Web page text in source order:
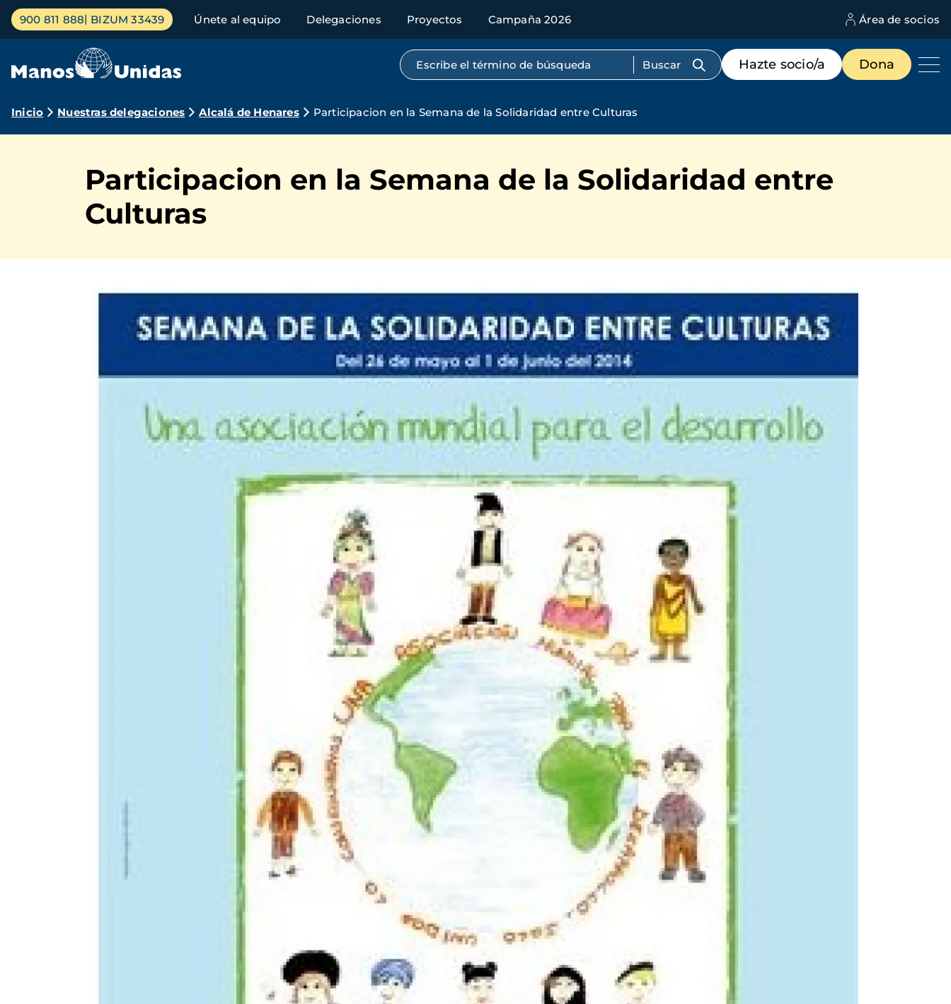
Pasar
contenido
Menú
principal
900 811 888 BIZUM 33439 Únete al equipo Delegaciones Proyectos Campaña 2026 Área de socios
Búsqueda por texto completo
Menú
de
destacados
Hazte socio/a Dona
Ruta
navegación
Inicio Nuestras delegaciones Alcalá de Henares Participacion en la Semana de la Solidaridad entre Culturas
Participacion en la Semana de la Solidaridad entre
Culturas